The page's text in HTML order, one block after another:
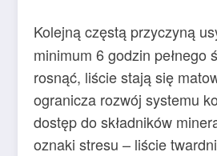
Kolejną częstą przyczyną
minimum 6 godzin pełnego
rosnąć, liście stają się
ogranicza rozwój systemu
dostęp do składników
oznaki stresu – liście